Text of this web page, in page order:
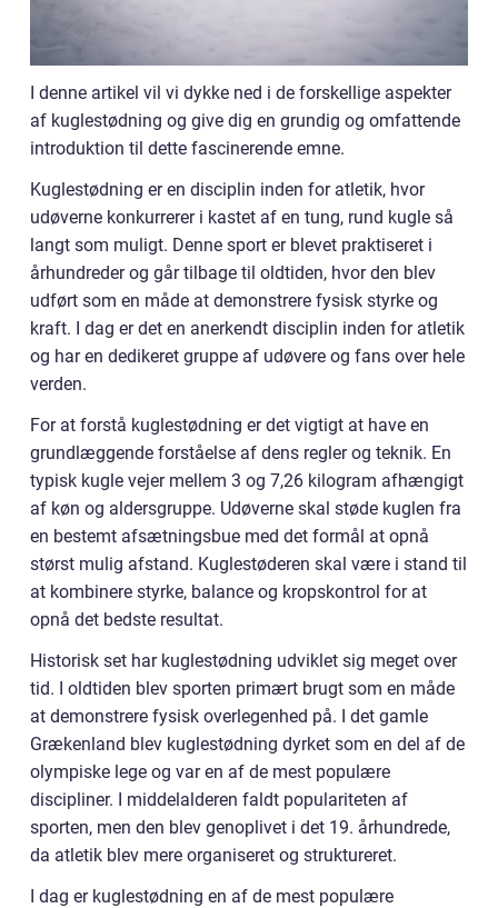
I denne artikel vil vi dykke ned i de forskellige aspekter
af kuglestødning og give dig en grundig og omfattende
introduktion til dette fascinerende emne.
Kuglestødning er en disciplin inden for atletik, hvor
udøverne konkurrerer i kastet af en tung, rund kugle så
langt som muligt. Denne sport er blevet praktiseret i
århundreder og går tilbage til oldtiden, hvor den blev
udført som en måde at demonstrere fysisk styrke og
kraft. I dag er det en anerkendt disciplin inden for atletik
og har en dedikeret gruppe af udøvere og fans over hele
verden.
For at forstå kuglestødning er det vigtigt at have en
grundlæggende forståelse af dens regler og teknik. En
typisk kugle vejer mellem 3 og 7,26 kilogram afhængigt
af køn og aldersgruppe. Udøverne skal støde kuglen fra
en bestemt afsætningsbue med det formål at opnå
størst mulig afstand. Kuglestøderen skal være i stand til
at kombinere styrke, balance og kropskontrol for at
opnå det bedste resultat.
Historisk set har kuglestødning udviklet sig meget over
tid. I oldtiden blev sporten primært brugt som en måde
at demonstrere fysisk overlegenhed på. I det gamle
Grækenland blev kuglestødning dyrket som en del af de
olympiske lege og var en af de mest populære
discipliner. I middelalderen faldt populariteten af
sporten, men den blev genoplivet i det 19. århundrede,
da atletik blev mere organiseret og struktureret.
I dag er kuglestødning en af de mest populære